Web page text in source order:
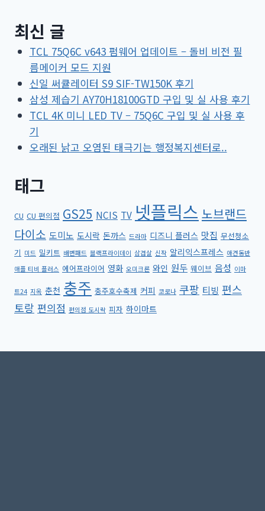
최신 글
TCL 75Q6C v643 펌웨어 업데이트 – 돌비 비전 필
름메이커 모드 지원
신일 써큘레이터 S9 SIF-TW150K 후기
삼성 제습기 AY70H18100GTD 구입 및 실 사용 후기
TCL 4K 미니 LED TV – 75Q6C 구입 및 실 사용 후
기
오래된 낡고 오염된 태극기는 행정복지센터로..
태그
CU CU 편의점 GS25 NCIS TV 넷플릭스 노브랜드
다이소 도미노 도시락 돈까스 드라마 디즈니 플러스 맛집 무선청소
기 미드 밀키트 배변패드 블랙프라이데이 삼겹살 신작 알리익스프레스 애견동반
애플 티비 플러스 에어프라이어 영화 오미크론 와인 원두 웨이브 음성 이마
트24 지옥 춘천 충주 충주호수축제 커피 코로나 쿠팡 티빙 편스
토랑 편의점 편의점 도시락 피자 하이마트